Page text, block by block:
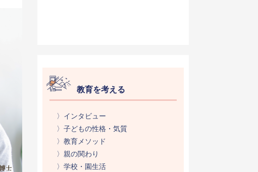
教育を考える
〉インタビュー
〉子どもの性格・気質
〉教育メソッド
〉親の関わり
〉学校・園生活